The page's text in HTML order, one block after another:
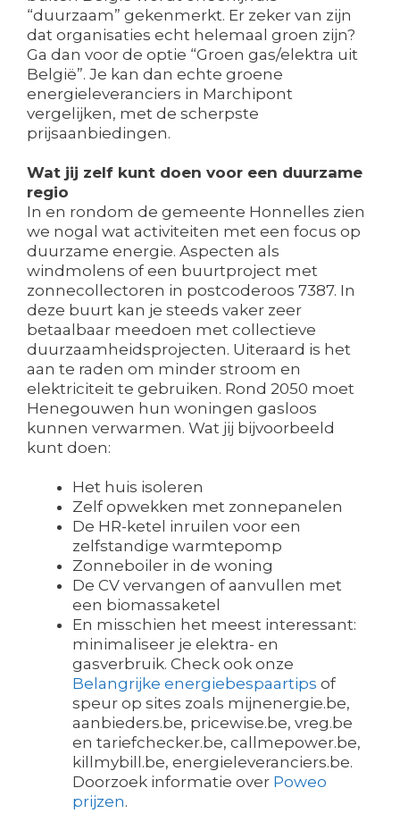
“duurzaam” gekenmerkt. Er zeker van zijn
dat organisaties echt helemaal groen zijn?
Ga dan voor de optie “Groen gas/elektra uit
België”. Je kan dan echte groene
energieleveranciers in Marchipont
vergelijken, met de scherpste
prijsaanbiedingen.
Wat jij zelf kunt doen voor een duurzame
regio
In en rondom de gemeente Honnelles zien
we nogal wat activiteiten met een focus op
duurzame energie. Aspecten als
windmolens of een buurtproject met
zonnecollectoren in postcoderoos 7387. In
deze buurt kan je steeds vaker zeer
betaalbaar meedoen met collectieve
duurzaamheidsprojecten. Uiteraard is het
aan te raden om minder stroom en
elektriciteit te gebruiken. Rond 2050 moet
Henegouwen hun woningen gasloos
kunnen verwarmen. Wat jij bijvoorbeeld
kunt doen:
Het huis isoleren
Zelf opwekken met zonnepanelen
De HR-ketel inruilen voor een
zelfstandige warmtepomp
Zonneboiler in de woning
De CV vervangen of aanvullen met
een biomassaketel
En misschien het meest interessant:
minimaliseer je elektra- en
gasverbruik. Check ook onze
Belangrijke energiebespaartips of
speur op sites zoals mijnenergie.be,
aanbieders.be, pricewise.be, vreg.be
en tariefchecker.be, callmepower.be,
killmybill.be, energieleveranciers.be.
Doorzoek informatie over Poweo
prijzen.